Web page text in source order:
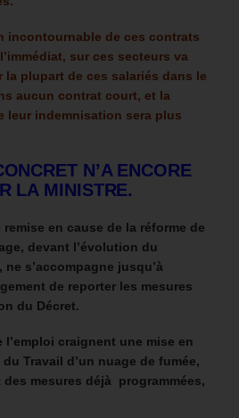
incontournable de ces contrats
sur ces secteurs va
la plupart de ces salariés dans le
aucun contrat court, et la
leur indemnisation sera plus
N’A ENCORE
LA MINISTRE.
en cause de la réforme de
devant l’évolution du
s’accompagne jusqu’à
de reporter les mesures
du Décret.
craignent une mise en
Travail d’un nuage de fumée,
mesures déjà programmées,